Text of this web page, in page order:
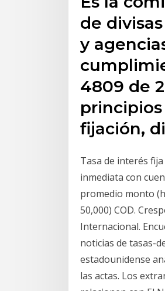
de
y
4809 de
fijación,
Tasa de interés
inmediata con
promedio monto
50,000) COD.
Internacional.
noticias de tasas-
estadounidense
las actas. Los